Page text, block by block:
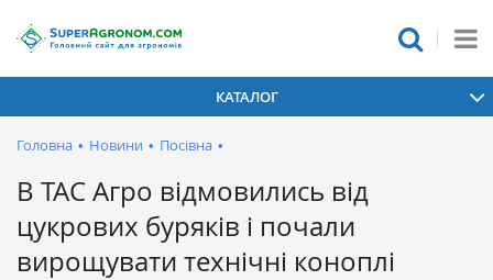
КАТАЛОГ
Головна • Новини • Посівна •
В ТАС Агро відмовились від
цукрових буряків і почали
вирощувати технічні коноплі